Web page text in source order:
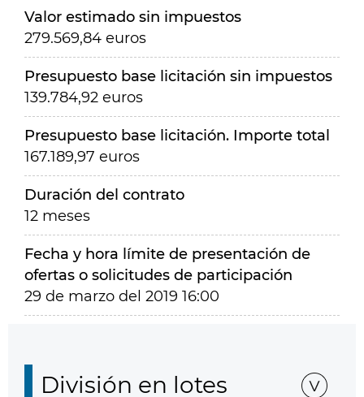
Valor estimado sin impuestos
279.569,84 euros
Presupuesto base licitación sin impuestos
139.784,92 euros
Presupuesto base licitación. Importe total
167.189,97 euros
Duración del contrato
12 meses
Fecha y hora límite de presentación de
ofertas o solicitudes de participación
29 de marzo del 2019 16:00
División en lotes